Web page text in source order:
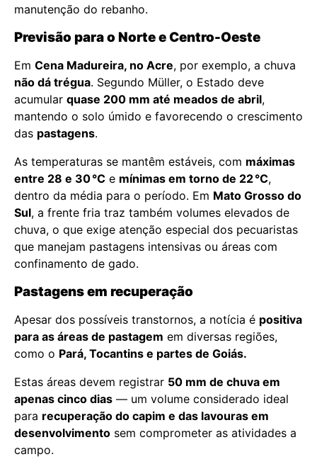
manutenção do rebanho.
Previsão para o Norte e Centro-Oeste
Em Cena Madureira, no Acre, por exemplo, a chuva
não dá trégua. Segundo Müller, o Estado deve
acumular quase 200 mm até meados de abril,
mantendo o solo úmido e favorecendo o crescimento
das pastagens.
As temperaturas se mantêm estáveis, com máximas
entre 28 e 30 °C e mínimas em torno de 22 °C,
dentro da média para o período. Em Mato Grosso do
Sul, a frente fria traz também volumes elevados de
chuva, o que exige atenção especial dos pecuaristas
que manejam pastagens intensivas ou áreas com
confinamento de gado.
Pastagens em recuperação
Apesar dos possíveis transtornos, a notícia é positiva
para as áreas de pastagem em diversas regiões,
como o Pará, Tocantins e partes de Goiás.
Estas áreas devem registrar 50 mm de chuva em
apenas cinco dias — um volume considerado ideal
para recuperação do capim e das lavouras em
desenvolvimento sem comprometer as atividades a
campo.